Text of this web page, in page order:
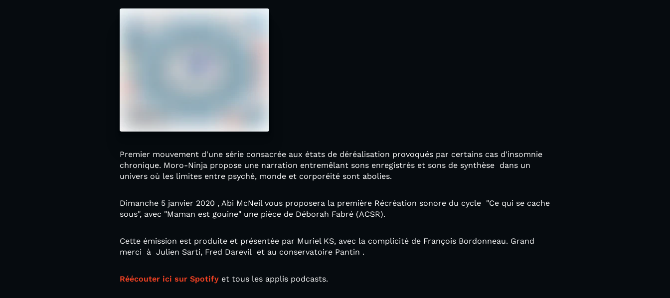
Premier mouvement d'une série consacrée aux états de déréalisation provoqués par certains cas d'insomnie
chronique. Moro-Ninja propose une narration entremêlant sons enregistrés et sons de synthèse dans un
univers où les limites entre psyché, monde et corporéité sont abolies.
Dimanche 5 janvier 2020 , Abi McNeil vous proposera la première Récréation sonore du cycle "Ce qui se cache
sous", avec "Maman est gouine" une pièce de Déborah Fabré (ACSR).
Cette émission est produite et présentée par Muriel KS, avec la complicité de François Bordonneau. Grand
merci à Julien Sarti, Fred Darevil et au conservatoire Pantin .
Réécouter ici sur Spotify et tous les applis podcasts.